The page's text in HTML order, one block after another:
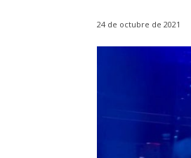
24 de octubre de 2021